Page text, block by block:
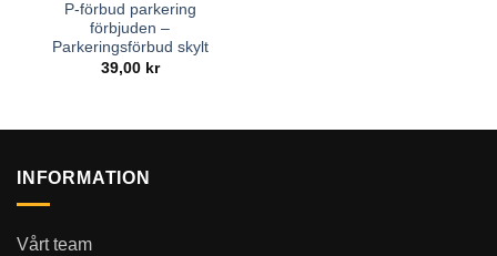
P-förbud parkering
förbjuden –
Parkeringsförbud skylt
39,00 kr
INFORMATION
Vårt team